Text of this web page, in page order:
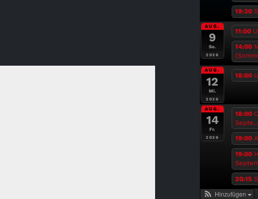
19:30
AUG.
9
So.
2026
11:00
14:00
AUG.
12
Mi.
2026
18:00
AUG.
14
Fr.
2026
18:00
Septe...
19:00
19:00
20:15
Hinzufügen